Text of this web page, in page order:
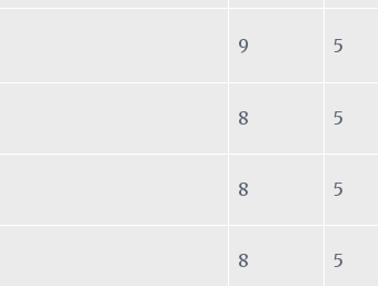
9 5
8 5
8 5
8 5